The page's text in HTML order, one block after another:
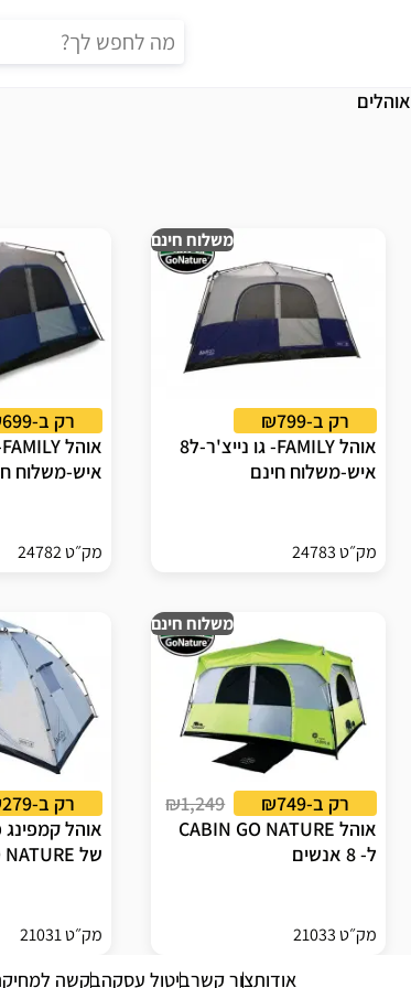
אוהלים
משלוח חינם
רק ב-₪799
אוהל FAMILY- גו נייצ'ר-ל8
איש-משלוח חינם
מק״ט 24783
רק ב-₪699
איש-משלוח
מק״ט 24782
משלוח חינם
רק ב-₪749
₪1,249
אוהל CABIN GO NATURE
ל- 8 אנשים
מק״ט 21033
רק ב-₪279
אוהל
של GO NATURE ל- 6 איש
מק״ט 21031
אודותצור קשרביטול עסקהבקשה